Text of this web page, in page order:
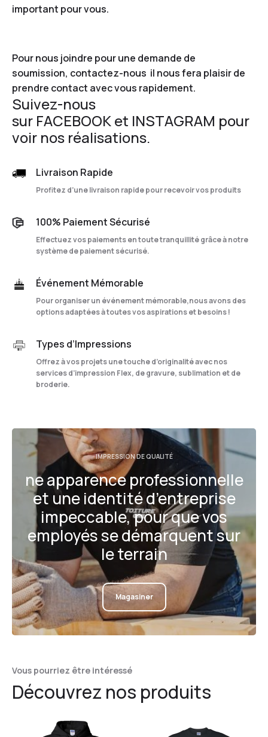
important pour vous.
Pour nous joindre pour une demande de
soumission, contactez-nous il nous fera plaisir de
prendre contact avec vous rapidement.
Suivez-nous
sur FACEBOOKet INSTAGRAM pour
voir nos réalisations.
Livraison Rapide
Profitez d’une livraison rapide pour recevoir vos produits
100% Paiement Sécurisé
Effectuez vos paiements en toute tranquillité grâce à notre
système de paiement sécurisé.
Événement Mémorable
Pour organiser un événement mémorable,nous avons des
options adaptées à toutes vos aspirations et besoins !
Types d’Impressions
Offrez à vos projets une touche d’originalité avec nos
services d’impression Flex, de gravure, sublimation et de
broderie.
IMPRESSION DE QUALITÉ
ne apparence professionnelle
et une identité d’entreprise
impeccable, pour que vos
employés se démarquent sur
le terrain
Magasiner
Vous pourriez être intéressé
Découvrez nos produits